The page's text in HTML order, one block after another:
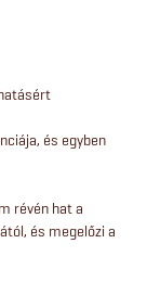
és egyben
révén hat a
és megelőzi a